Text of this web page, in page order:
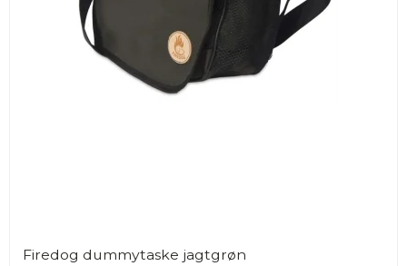
Firedog dummytaske jagtgrøn